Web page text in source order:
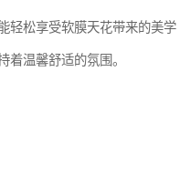
轻松享受软膜天花带来的美学
着温馨舒适的氛围。